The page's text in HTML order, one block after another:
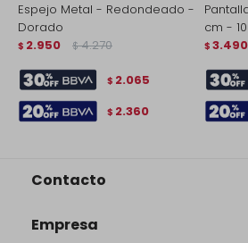
Espejo Metal - Redondeado -
Dorado
$ 2.950 $ 4.270
$ 2.065
$ 2.360
cm -
$ 3.490
Contacto
Empresa